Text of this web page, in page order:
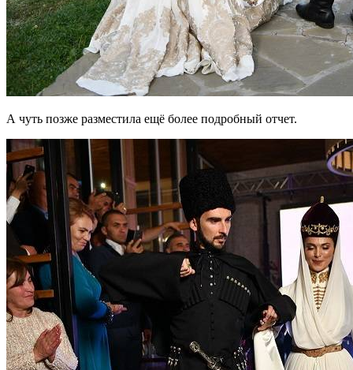
А чуть позже разместила ещё более подробный отчет.